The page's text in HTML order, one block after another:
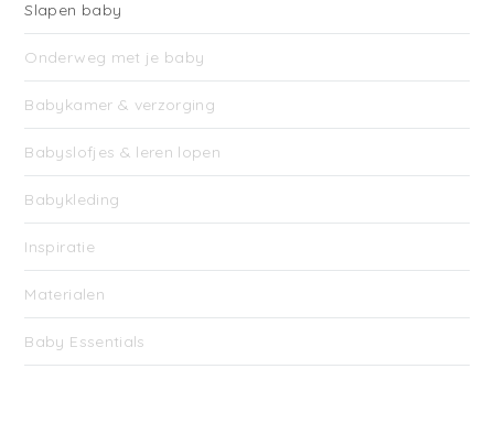
Slapen baby
Onderweg met je baby
Babykamer & verzorging
Babyslofjes & leren lopen
Babykleding
Inspiratie
Materialen
Baby Essentials